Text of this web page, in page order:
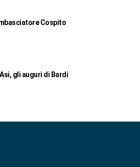
Cospito
gli auguri di Bardi